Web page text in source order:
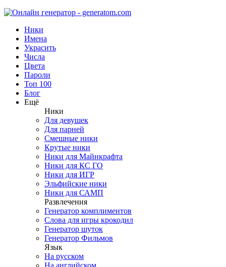
Ники
Имена
Украсить
Числа
Цвета
Пароли
Топ 100
Блог
Ещё
Ники
Для девушек
Для парней
Смешные ники
Крутые ники
Ники для Майнкрафта
Ники для КС ГО
Ники для ИГР
Эльфийские ники
Ники для САМП
Развлечения
Генератор комплиментов
Слова для игры крокодил
Генератор шуток
Генератор Фильмов
Язык
На русском
На английском